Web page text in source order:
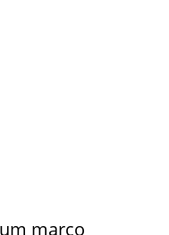
marco